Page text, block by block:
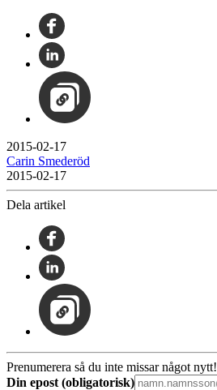
2015-02-17
Carin Smederöd
2015-02-17
Dela artikel
Prenumerera så du inte missar något nytt!
Din epost (obligatorisk)